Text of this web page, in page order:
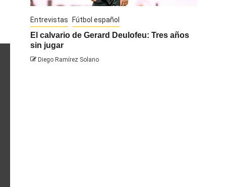
Entrevistas Fútbol español
El calvario de Gerard Deulofeu: Tres años
sin jugar
Diego Ramírez Solano